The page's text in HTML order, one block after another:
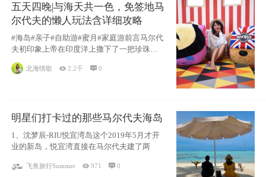
五天四晚|与海天共一色，免签地马
尔代夫的懒人玩法含详细攻略
#海岛#亲子#自助游#蜜月#家庭游前言马尔代
夫初印象上帝在印度洋上撒下了一把珍珠，
北海情歌 2.2千 0
明星们打卡过的那些马尔代夫海岛
1、沈梦辰-RIU悦宜湾岛这个2019年5月才开
业的新岛，悦宜湾直接在马尔代夫建了两
飞鱼旅行Summer 971 0